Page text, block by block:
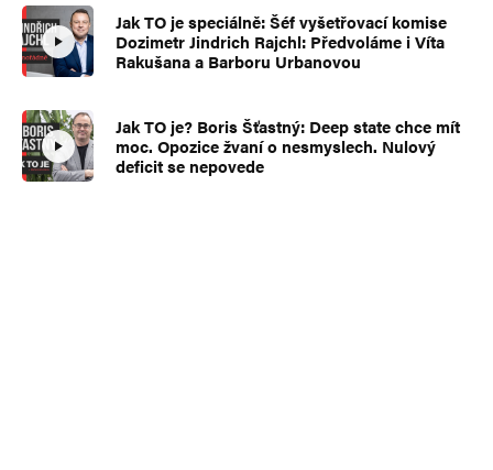
Jak TO je speciálně: Šéf vyšetřovací komise
Dozimetr Jindrich Rajchl: Předvoláme i Víta
Rakušana a Barboru Urbanovou
Jak TO je? Boris Šťastný: Deep state chce mít
moc. Opozice žvaní o nesmyslech. Nulový
deficit se nepovede